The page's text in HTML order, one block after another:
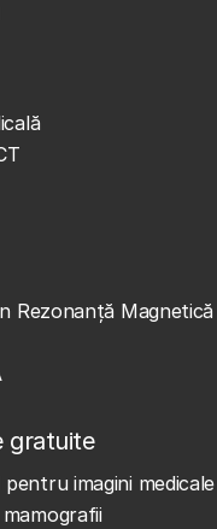
Rezonanță Magnetică
gratuite
imagini medicale